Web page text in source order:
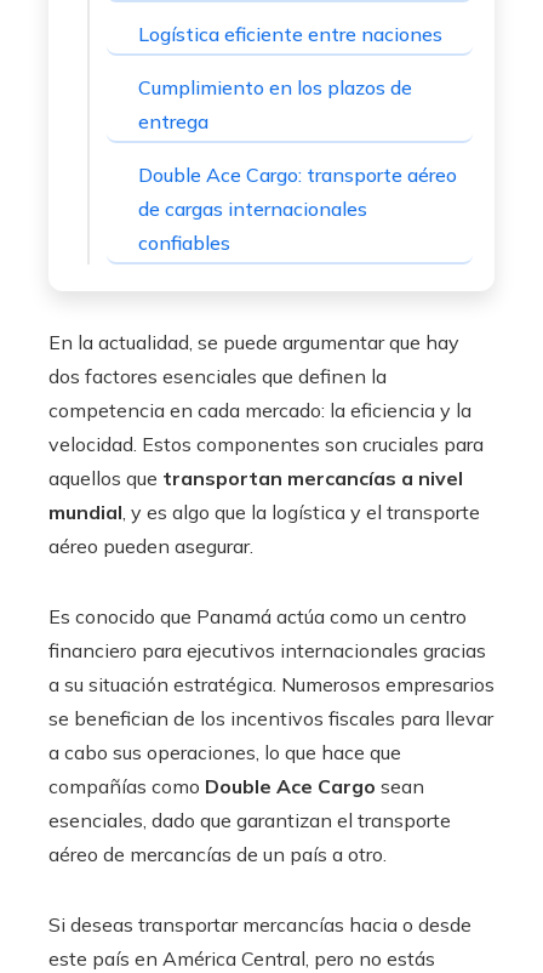
Logística eficiente entre naciones
Cumplimiento en los plazos de
entrega
Double Ace Cargo: transporte aéreo
de cargas internacionales
confiables
En la actualidad, se puede argumentar que hay
dos factores esenciales que definen la
competencia en cada mercado: la eficiencia y la
velocidad. Estos componentes son cruciales para
aquellos que transportan mercancías a nivel
mundial, y es algo que la logística y el transporte
aéreo pueden asegurar.
Es conocido que Panamá actúa como un centro
financiero para ejecutivos internacionales gracias
a su situación estratégica. Numerosos empresarios
se benefician de los incentivos fiscales para llevar
a cabo sus operaciones, lo que hace que
compañías como Double Ace Cargo sean
esenciales, dado que garantizan el transporte
aéreo de mercancías de un país a otro.
Si deseas transportar mercancías hacia o desde
este país en América Central, pero no estás